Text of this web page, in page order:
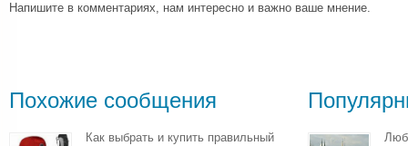
Напишите в комментариях, нам интересно и важно ваше мнение.
Похожие сообщения
Как выбрать и купить правильный